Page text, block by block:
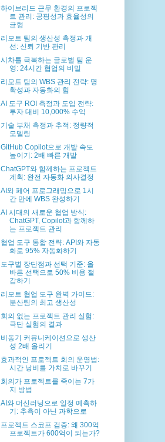
하이브리드 근무 환경의 프로젝
트 관리: 공평성과 효율성의
균형
리모트 팀의 생산성 측정과 개
선: 신뢰 기반 관리
시차를 극복하는 글로벌 팀 운
영: 24시간 협업의 비밀
리모트 팀의 WBS 관리 전략: 명
확성과 자동화의 힘
AI 도구 ROI 측정과 도입 전략:
투자 대비 10,000% 수익
기술 부채 측정과 추적: 정량적
모델링
GitHub Copilot으로 개발 속도
높이기: 2배 빠른 개발
ChatGPT와 함께하는 프로젝트
계획: 완전 자동화 의사결정
AI와 페어 프로그래밍으로 1시
간 만에 WBS 완성하기
AI 시대의 새로운 협업 방식:
ChatGPT, Copilot과 함께하
는 프로젝트 관리
협업 도구 통합 전략: API와 자동
화로 95% 자동화하기
도구별 장단점과 선택 기준: 올
바른 선택으로 50% 비용 절
감하기
리모트 협업 도구 완벽 가이드:
분산팀의 최고 생산성
회의 없는 프로젝트 관리 실험:
극단 실험의 결과
비동기 커뮤니케이션으로 생산
성 2배 올리기
효과적인 프로젝트 회의 운영법:
시간 낭비를 가치로 바꾸기
회의가 프로젝트를 죽이는 7가
지 방법
AI와 머신러닝으로 일정 예측하
기: 추측이 아닌 과학으로
프로젝트 스코프 검증: 왜 300억
프로젝트가 600억이 되는가?